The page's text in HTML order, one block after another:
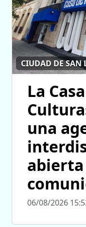
CIUDAD DE SAN
La
una
abierta
06/08/2026